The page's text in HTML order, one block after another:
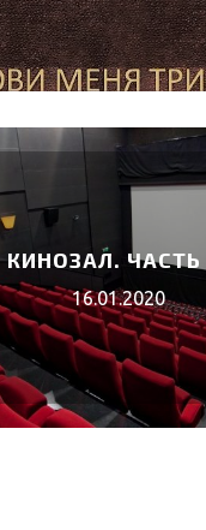
КИНОЗАЛ. ЧАСТЬ
16.01.2020
ВЕБИНАРЫ